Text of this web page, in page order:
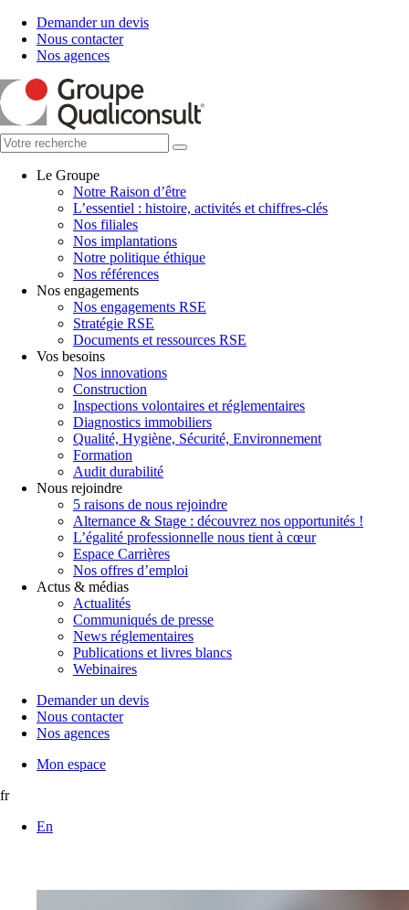
Demander un devis
Nous contacter
Nos agences
Le Groupe
Notre Raison d’être
L’essentiel : histoire, activités et chiffres-clés
Nos filiales
Nos implantations
Notre politique éthique
Nos références
Nos engagements
Nos engagements RSE
Stratégie RSE
Documents et ressources RSE
Vos besoins
Nos innovations
Construction
Inspections volontaires et réglementaires
Diagnostics immobiliers
Qualité, Hygiène, Sécurité, Environnement
Formation
Audit durabilité
Nous rejoindre
5 raisons de nous rejoindre
Alternance & Stage : découvrez nos opportunités !
L’égalité professionnelle nous tient à cœur
Espace Carrières
Nos offres d’emploi
Actus & médias
Actualités
Communiqués de presse
News réglementaires
Publications et livres blancs
Webinaires
Demander un devis
Nous contacter
Nos agences
Mon espace
fr
En